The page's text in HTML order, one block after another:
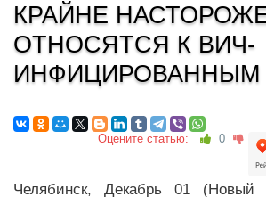
КРАЙНЕ
ОТНОСЯТСЯ К ВИЧ-
ИНФИЦИРОВАННЫМ
Оцените статью: 0
Челябинск, Декабрь 01 (Новый